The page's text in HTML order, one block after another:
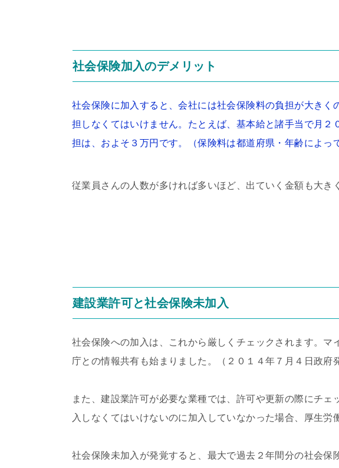
社会保険加入のデメリット
社会保険に加入すると、会社には社会保険料の負担が大きく
担しなくてはいけません。たとえば、基本給と諸手当で月２
担は、およそ３万円です。（保険料は都道府県・年齢によっ
従業員さんの人数が多ければ多いほど、出ていく金額も大き
建設業許可と社会保険未加入
社会保険への加入は、これから厳しくチェックされます。マ
庁との情報共有も始まりました。（２０１４年７月４日政府
また、建設業許可が必要な業種では、許可や更新の際にチ
入しなくてはいけないのに加入していなかった場合、厚生労
社会保険未加入が発覚すると、最大で過去２年間分の社会保